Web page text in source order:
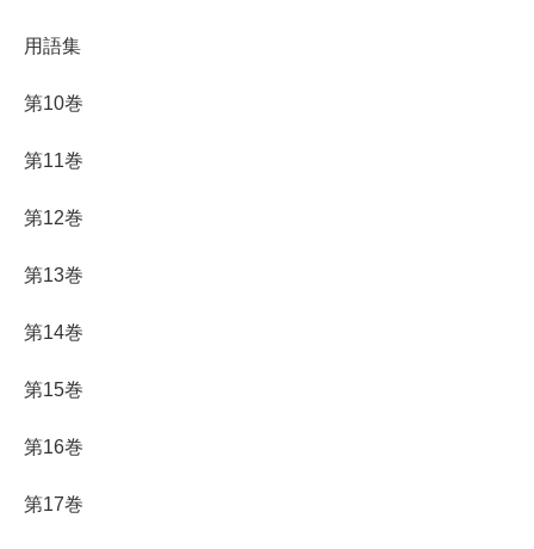
用語集
第10巻
第11巻
第12巻
第13巻
第14巻
第15巻
第16巻
第17巻